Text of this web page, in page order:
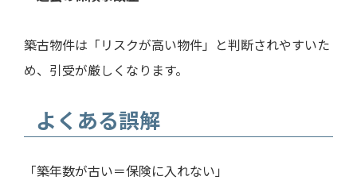
築古物件は「リスクが高い物件」と判断されやすいた
め、引受が厳しくなります。
よくある誤解
「築年数が古い＝保険に入れない」